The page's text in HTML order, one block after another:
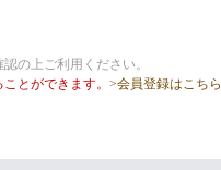
の上ご利用ください。
とができます。 >会員登録はこちら